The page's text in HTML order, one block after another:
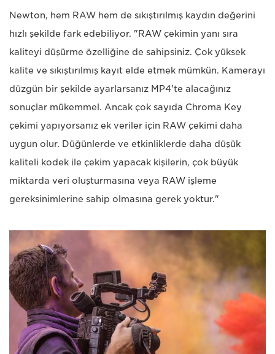
Newton, hem RAW hem de sıkıştırılmış kaydın değerini
hızlı şekilde fark edebiliyor. "RAW çekimin yanı sıra
kaliteyi düşürme özelliğine de sahipsiniz. Çok yüksek
kalite ve sıkıştırılmış kayıt elde etmek mümkün. Kamerayı
düzgün bir şekilde ayarlarsanız MP4'te alacağınız
sonuçlar mükemmel. Ancak çok sayıda Chroma Key
çekimi yapıyorsanız ek veriler için RAW çekimi daha
uygun olur. Düğünlerde ve etkinliklerde daha düşük
kaliteli kodek ile çekim yapacak kişilerin, çok büyük
miktarda veri oluşturmasına veya RAW işleme
gereksinimlerine sahip olmasına gerek yoktur."